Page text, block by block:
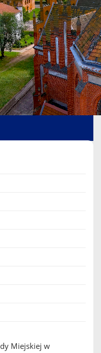
Miejskiej w